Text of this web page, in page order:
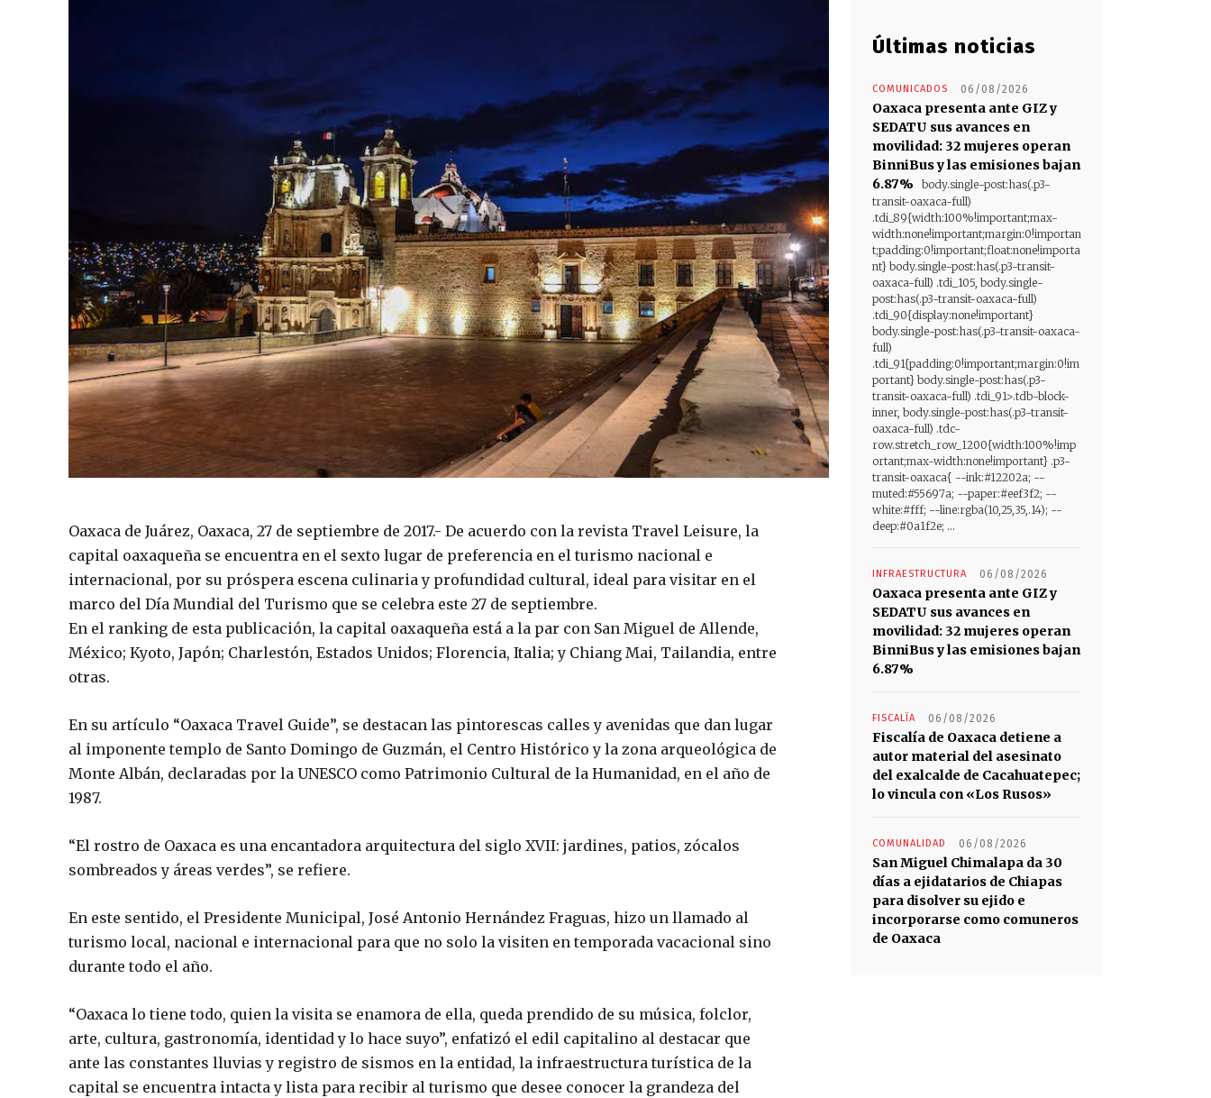
Oaxaca de Juárez, Oaxaca, 27 de septiembre de 2017.- De acuerdo con la revista Travel Leisure, la
capital oaxaqueña se encuentra en el sexto lugar de preferencia en el turismo nacional e
internacional, por su próspera escena culinaria y profundidad cultural, ideal para visitar en el
marco del Día Mundial del Turismo que se celebra este 27 de septiembre.
En el ranking de esta publicación, la capital oaxaqueña está a la par con San Miguel de Allende,
México; Kyoto, Japón; Charlestón, Estados Unidos; Florencia, Italia; y Chiang Mai, Tailandia, entre
otras.
En su artículo “Oaxaca Travel Guide”, se destacan las pintorescas calles y avenidas que dan lugar
al imponente templo de Santo Domingo de Guzmán, el Centro Histórico y la zona arqueológica de
Monte Albán, declaradas por la UNESCO como Patrimonio Cultural de la Humanidad, en el año de
1987.
“El rostro de Oaxaca es una encantadora arquitectura del siglo XVII: jardines, patios, zócalos
sombreados y áreas verdes”, se refiere.
En este sentido, el Presidente Municipal, José Antonio Hernández Fraguas, hizo un llamado al
turismo local, nacional e internacional para que no solo la visiten en temporada vacacional sino
durante todo el año.
“Oaxaca lo tiene todo, quien la visita se enamora de ella, queda prendido de su música, folclor,
arte, cultura, gastronomía, identidad y lo hace suyo”, enfatizó el edil capitalino al destacar que
ante las constantes lluvias y registro de sismos en la entidad, la infraestructura turística de la
capital se encuentra intacta y lista para recibir al turismo que desee conocer la grandeza del
Últimas noticias
COMUNICADOS 06/08/2026
Oaxaca presenta ante GIZ y
SEDATU sus avances en
movilidad: 32 mujeres operan
BinniBus y las emisiones bajan
6.87%
body.single-post:has(.p3-
transit-oaxaca-full)
.tdi_89{width:100%!important;max-
width:none!important;margin:0!importan
t;padding:0!important;float:none!importa
nt} body.single-post:has(.p3-transit-
oaxaca-full) .tdi_105, body.single-
post:has(.p3-transit-oaxaca-full)
.tdi_90{display:none!important}
body.single-post:has(.p3-transit-oaxaca-
full)
.tdi_91{padding:0!important;margin:0!im
portant} body.single-post:has(.p3-
transit-oaxaca-full) .tdi_91>.tdb-block-
inner, body.single-post:has(.p3-transit-
oaxaca-full) .tdc-
row.stretch_row_1200{width:100%!imp
ortant;max-width:none!important} .p3-
transit-oaxaca{ --ink:#12202a; --
muted:#55697a; --paper:#eef3f2; --
white:#fff; --line:rgba(10,25,35,.14); --
deep:#0a1f2e; ...
INFRAESTRUCTURA 06/08/2026
Oaxaca presenta ante GIZ y
SEDATU sus avances en
movilidad: 32 mujeres operan
BinniBus y las emisiones bajan
6.87%
FISCALÍA 06/08/2026
Fiscalía de Oaxaca detiene a
autor material del asesinato
del exalcalde de Cacahuatepec;
lo vincula con «Los Rusos»
COMUNALIDAD 06/08/2026
San Miguel Chimalapa da 30
días a ejidatarios de Chiapas
para disolver su ejido e
incorporarse como comuneros
de Oaxaca